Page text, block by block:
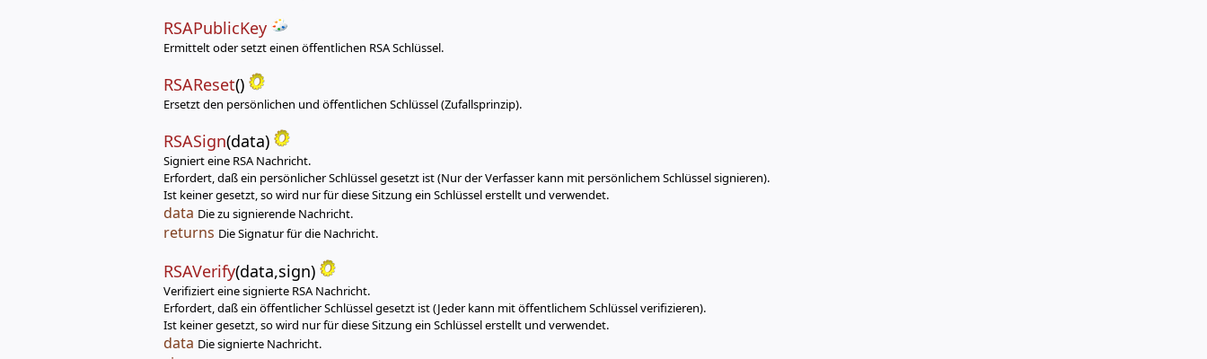
RSAPublicKey
Ermittelt oder setzt einen öffentlichen RSA Schlüssel.
RSAReset()
Ersetzt den persönlichen und öffentlichen Schlüssel (Zufallsprinzip).
RSASign(data)
Signiert eine RSA Nachricht.
Erfordert, daß ein persönlicher Schlüssel gesetzt ist (Nur der Verfasser kann mit persönlichem Schlüssel signieren).
Ist keiner gesetzt, so wird nur für diese Sitzung ein Schlüssel erstellt und verwendet.
data Die zu signierende Nachricht.
returns Die Signatur für die Nachricht.
RSAVerify(data,sign)
Verifiziert eine signierte RSA Nachricht.
Erfordert, daß ein öffentlicher Schlüssel gesetzt ist (Jeder kann mit öffentlichem Schlüssel verifizieren).
Ist keiner gesetzt, so wird nur für diese Sitzung ein Schlüssel erstellt und verwendet.
data Die signierte Nachricht.